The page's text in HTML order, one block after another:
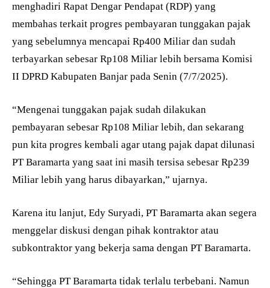
menghadiri Rapat Dengar Pendapat (RDP) yang
membahas terkait progres pembayaran tunggakan pajak
yang sebelumnya mencapai Rp400 Miliar dan sudah
terbayarkan sebesar Rp108 Miliar lebih bersama Komisi
II DPRD Kabupaten Banjar pada Senin (7/7/2025).
“Mengenai tunggakan pajak sudah dilakukan
pembayaran sebesar Rp108 Miliar lebih, dan sekarang
pun kita progres kembali agar utang pajak dapat dilunasi
PT Baramarta yang saat ini masih tersisa sebesar Rp239
Miliar lebih yang harus dibayarkan,” ujarnya.
Karena itu lanjut, Edy Suryadi, PT Baramarta akan segera
menggelar diskusi dengan pihak kontraktor atau
subkontraktor yang bekerja sama dengan PT Baramarta.
“Sehingga PT Baramarta tidak terlalu terbebani. Namun